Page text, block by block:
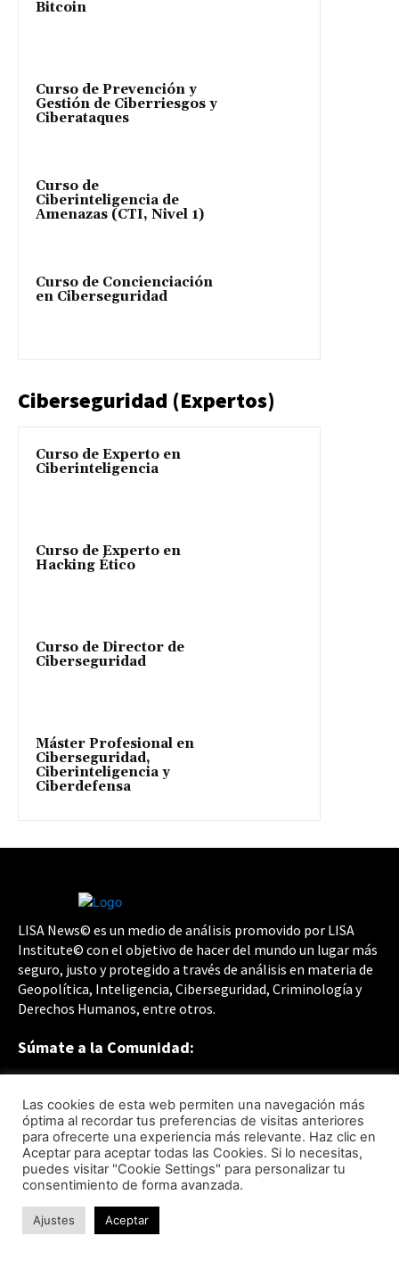
Bitcoin
Curso de Prevención y
Gestión de Ciberriesgos y
Ciberataques
Curso de
Ciberinteligencia de
Amenazas (CTI, Nivel 1)
Curso de Concienciación
en Ciberseguridad
Ciberseguridad (Expertos)
Curso de Experto en
Ciberinteligencia
Curso de Experto en
Hacking Ético
Curso de Director de
Ciberseguridad
Máster Profesional en
Ciberseguridad,
Ciberinteligencia y
Ciberdefensa
LISA News© es un medio de análisis promovido por LISA
Institute© con el objetivo de hacer del mundo un lugar más
seguro, justo y protegido a través de análisis en materia de
Geopolítica, Inteligencia, Ciberseguridad, Criminología y
Derechos Humanos, entre otros.
Súmate a la Comunidad:
Accesos directos
Las cookies de esta web permiten una navegación más
óptima al recordar tus preferencias de visitas anteriores
para ofrecerte una experiencia más relevante. Haz clic en
Aceptar para aceptar todas las Cookies. Si lo necesitas,
puedes visitar "Cookie Settings" para personalizar tu
consentimiento de forma avanzada.
Ajustes Aceptar